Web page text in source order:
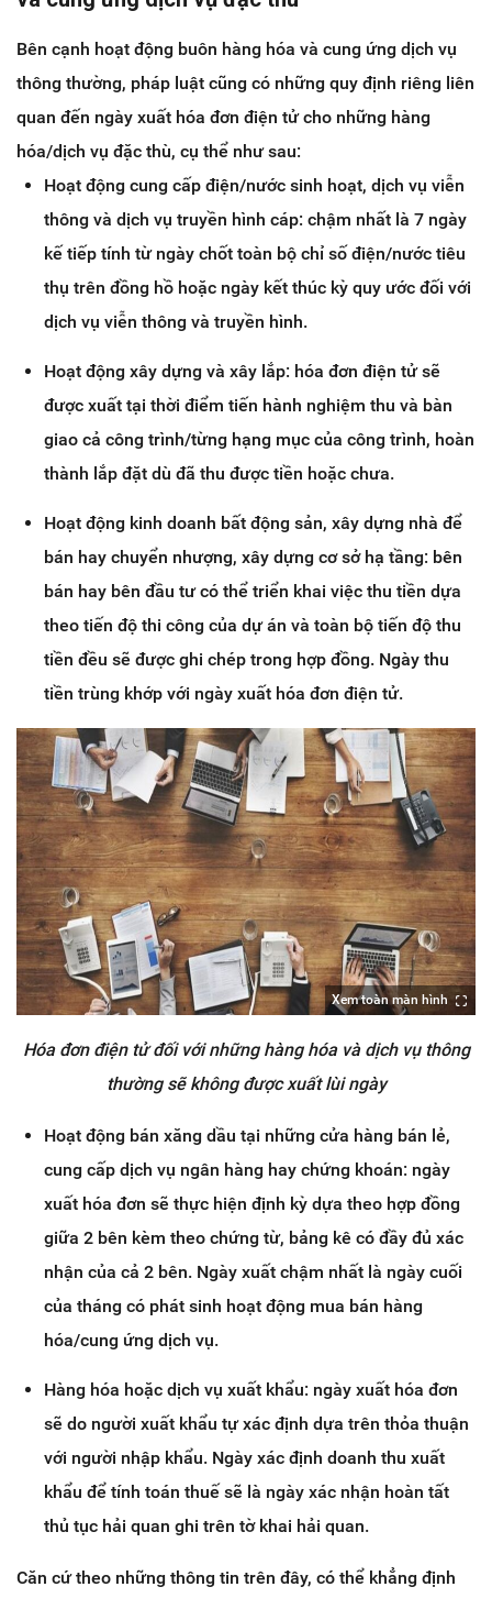
Bên cạnh hoạt động buôn hàng hóa và cung ứng dịch vụ
thông thường, pháp luật cũng có những quy định riêng liên
quan đến ngày xuất hóa đơn điện tử cho những hàng
hóa/dịch vụ đặc thù, cụ thể như sau:
Hoạt động cung cấp điện/nước sinh hoạt, dịch vụ viễn
thông và dịch vụ truyền hình cáp: chậm nhất là 7 ngày
kế tiếp tính từ ngày chốt toàn bộ chỉ số điện/nước tiêu
thụ trên đồng hồ hoặc ngày kết thúc kỳ quy ước đối với
dịch vụ viễn thông và truyền hình.
Hoạt động xây dựng và xây lắp: hóa đơn điện tử sẽ
được xuất tại thời điểm tiến hành nghiệm thu và bàn
giao cả công trình/từng hạng mục của công trình, hoàn
thành lắp đặt dù đã thu được tiền hoặc chưa.
Hoạt động kinh doanh bất động sản, xây dựng nhà để
bán hay chuyển nhượng, xây dựng cơ sở hạ tầng: bên
bán hay bên đầu tư có thể triển khai việc thu tiền dựa
theo tiến độ thi công của dự án và toàn bộ tiến độ thu
tiền đều sẽ được ghi chép trong hợp đồng. Ngày thu
tiền trùng khớp với ngày xuất hóa đơn điện tử.
Xem toàn màn hình
Hóa đơn điện tử đối với những hàng hóa và dịch vụ thông
thường sẽ không được xuất lùi ngày
Hoạt động bán xăng dầu tại những cửa hàng bán lẻ,
cung cấp dịch vụ ngân hàng hay chứng khoán: ngày
xuất hóa đơn sẽ thực hiện định kỳ dựa theo hợp đồng
giữa 2 bên kèm theo chứng từ, bảng kê có đầy đủ xác
nhận của cả 2 bên. Ngày xuất chậm nhất là ngày cuối
của tháng có phát sinh hoạt động mua bán hàng
hóa/cung ứng dịch vụ.
Hàng hóa hoặc dịch vụ xuất khẩu: ngày xuất hóa đơn
sẽ do người xuất khẩu tự xác định dựa trên thỏa thuận
với người nhập khẩu. Ngày xác định doanh thu xuất
khẩu để tính toán thuế sẽ là ngày xác nhận hoàn tất
thủ tục hải quan ghi trên tờ khai hải quan.
Căn cứ theo những thông tin trên đây, có thể khẳng định